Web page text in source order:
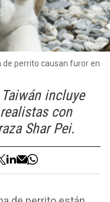
de perrito causan furor en
incluye
con
Shar Pei.